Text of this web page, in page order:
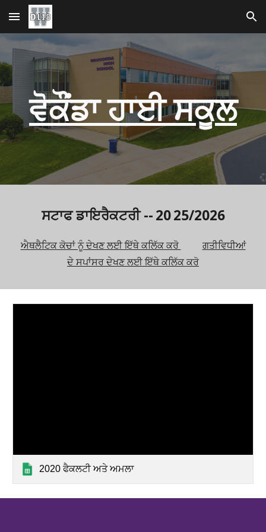
ਮੁੱਖ ਸਮੱਗਰੀ 'ਤੇ ਜਾਓ ਨੈਵੀਗੇਸ਼ਨ ਉੱਤੇ ਜਾਓ
ਵੋਕੌਂਡਾ ਹਾਈ ਸਕੂਲ
ਸਟਾਫ ਡਾਇਰੈਕਟਰੀ --2025/2026
ਐਥਲੈਟਿਕ ਕੋਚਾਂ ਨੂੰ ਦੇਖਣ ਲਈ ਇੱਥੇ ਕਲਿੱਕ ਕਰੋ
ਗਤੀਵਿਧੀਆਂ
ਦੇ ਸਪਾਂਸਰ ਦੇਖਣ ਲਈ ਇੱਥੇ ਕਲਿੱਕ ਕਰੋ
2020 ਫੈਕਲਟੀ ਅਤੇ ਅਮਲਾ